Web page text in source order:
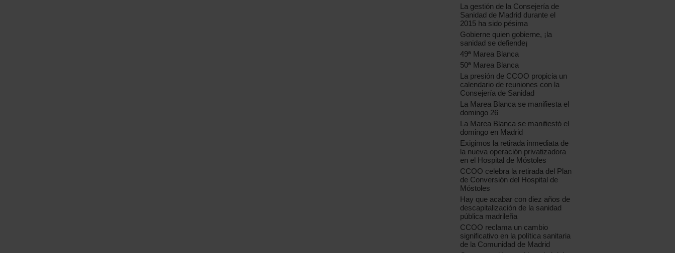
La gestión de la Consejería de
Sanidad de Madrid durante el
2015 ha sido pésima
Gobierne quien gobierne, ¡la
sanidad se defiende¡
49ª Marea Blanca
50ª Marea Blanca
La presión de CCOO propicia un
calendario de reuniones con la
Consejería de Sanidad
La Marea Blanca se manifiesta el
domingo 26
La Marea Blanca se manifiestó el
domingo en Madrid
Exigimos la retirada inmediata de
la nueva operación privatizadora
en el Hospital de Móstoles
CCOO celebra la retirada del Plan
de Conversión del Hospital de
Móstoles
Hay que acabar con diez años de
descapitalización de la sanidad
pública madrileña
CCOO reclama un cambio
significativo en la política sanitaria
de la Comunidad de Madrid